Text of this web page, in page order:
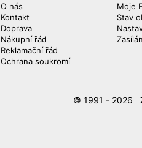
O nás
Kontakt
Doprava
Nákupní řád
Reklamační řád
Ochrana soukromí
Moje
Stav
© 1991 - 2026